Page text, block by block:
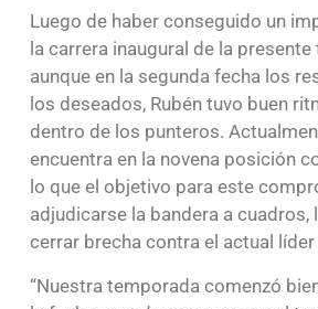
Luego de haber conseguido un
la carrera inaugural de la
aunque en la segunda fecha los
los deseados, Rubén tuvo buen
dentro de los punteros.
encuentra en la novena posición
lo que el objetivo para este
adjudicarse la bandera a
cerrar brecha contra el actual
“Nuestra temporada comenzó